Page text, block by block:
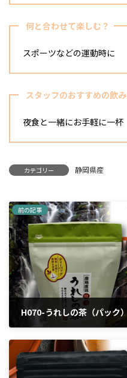
何と合わせて楽しむ？
スポーツなどの運動時に
スタッフのおすすめの飲
夜食と一緒にお手軽に一杯
カテゴリー 静岡県産
前の記事
H070-うれしの茶（パック